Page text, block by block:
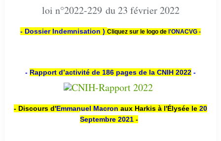
loi n°2022-229 du 23 février 2022
- Dossier Indemnisation ) Cliquez sur le logo de l'ONACVG -
- Rapport d’activité de 186 pages de la CNIH 2022 -
- Discours d'Emmanuel Macron aux Harkis à l'Élysée le 20
Septembre 2021 -